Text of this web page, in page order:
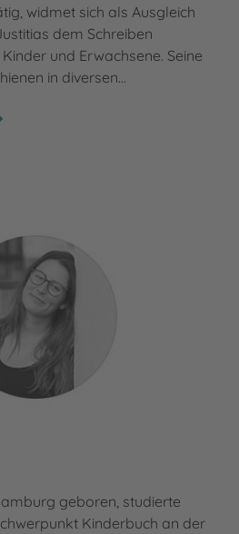
widmet sich als Ausgleich
dem Schreiben
und Erwachsene. Seine
in diversen…
geboren, studierte
Kinderbuch an der